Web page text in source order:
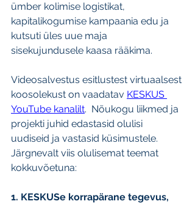
ümber kolimise logistikat,
kapitalikogumise kampaania edu ja
kutsuti üles uue maja
sisekujundusele kaasa rääkima.
Videosalvestus esitlustest virtuaalsest
koosolekust on vaadatav KESKUS
YouTube kanalilt. Nõukogu liikmed ja
projekti juhid edastasid olulisi
uudiseid ja vastasid küsimustele.
Järgnevalt viis olulisemat teemat
kokkuvõetuna:
1. KESKUSe korrapärane tegevus,